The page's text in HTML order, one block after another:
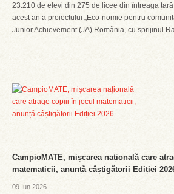
23.210 de elevi din 275 de licee din întreaga
acest an a proiectului „Eco-nomie pentru
Junior Achievement (JA) România, cu sprijinul
CampioMATE, mișcarea națională care
matematicii, anunță câștigătorii Ediției
09 Iun 2026